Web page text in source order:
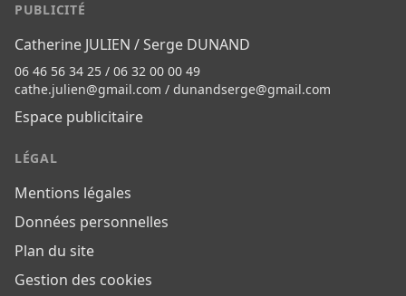
PUBLICITÉ
Catherine JULIEN / Serge DUNAND
06 46 56 34 25 / 06 32 00 00 49
cathe.julien@gmail.com / dunandserge@gmail.com
Espace publicitaire
LÉGAL
Mentions légales
Données personnelles
Plan du site
Gestion des cookies